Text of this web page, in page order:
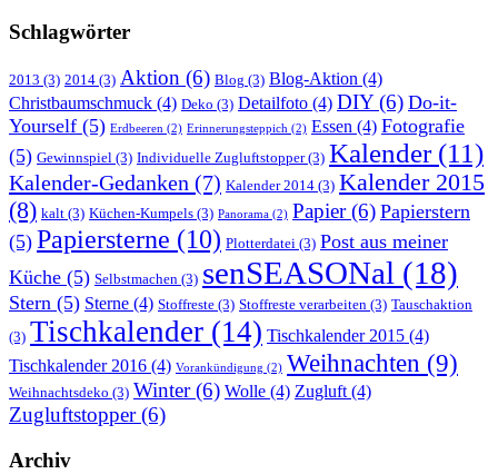
Schlagwörter
2013 (3) 2014 (3) Aktion (6) Blog (3) Blog-Aktion (4)
Christbaumschmuck (4) Deko (3) Detailfoto (4) DIY(6) Do-it-
Yourself (5) Erdbeeren (2) Erinnerungsteppich (2) Essen (4) Fotografie
(5) Gewinnspiel (3) Individuelle Zugluftstopper(3) Kalender(11)
Kalender-Gedanken (7) Kalender 2014 (3) Kalender 2015
(8) kalt (3) Küchen-Kumpels (3) Panorama (2) Papier(6) Papierstern
(5) Papiersterne (10) Plotterdatei (3) Post aus meiner
Küche (5) Selbstmachen (3) senSEASONal (18)
Stern (5) Sterne (4) Stoffreste (3) Stoffreste verarbeiten (3) Tauschaktion
(3) Tischkalender (14) Tischkalender 2015 (4)
Tischkalender 2016 (4) Vorankündigung (2) Weihnachten (9)
Weihnachtsdeko (3) Winter(6) Wolle (4) Zugluft (4)
Zugluftstopper(6)
Archiv